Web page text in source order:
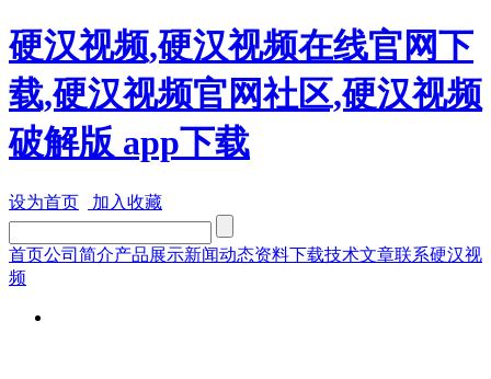
硬汉视频,硬汉视频在线官网下
载,硬汉视频官网社区,硬汉视频
破解版 app下载
设为首页 加入收藏
首页公司简介产品展示新闻动态资料下载技术文章联系硬汉视
频